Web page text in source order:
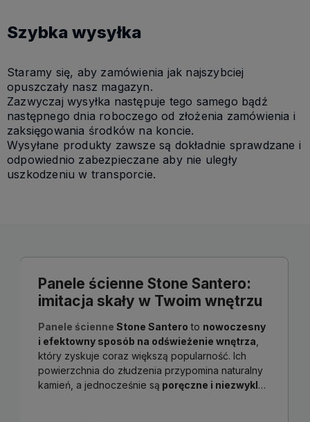
Szybka wysyłka
Staramy się, aby zamówienia jak najszybciej
opuszczały nasz magazyn.
Zazwyczaj wysyłka następuje tego samego bądź
następnego dnia roboczego od złożenia zamówienia i
zaksięgowania środków na koncie.
Wysyłane produkty zawsze są dokładnie sprawdzane i
odpowiednio zabezpieczane aby nie uległy
uszkodzeniu w transporcie.
Panele ścienne Stone Santero:
imitacja skały w Twoim wnętrzu
Panele ścienne Stone Santero to nowoczesny
i efektowny sposób na odświeżenie wnętrza
który zyskuje coraz większą popularność. Ich
powierzchnia do złudzenia przypomina naturalny
kamień, a jednocześnie są poręczne i niezwykle